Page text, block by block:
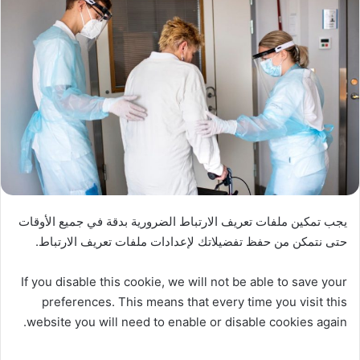
يجب تمكين ملفات تعريف الارتباط الضرورية بدقة في جميع الأوقات
حتى نتمكن من حفظ تفضيلاتك لإعدادات ملفات تعريف الارتباط.
If you disable this cookie, we will not be able to save your
preferences. This means that every time you visit this
website you will need to enable or disable cookies again.